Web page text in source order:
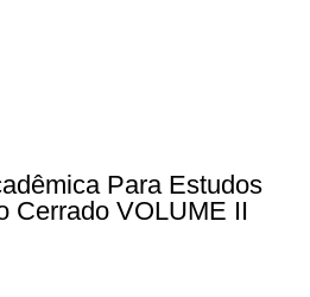
Para Estudos
Cerrado VOLUME II